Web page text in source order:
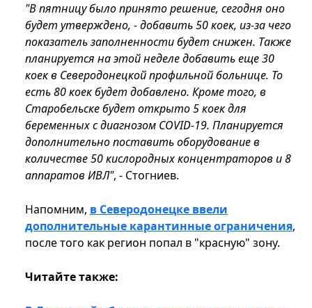
"В пятницу было принято решение, сегодня оно
будет утверждено, - добавить 50 коек, из-за чего
показатель заполненности будет снижен. Также
планируется на этой неделе добавить еще 30
коек в Северодонецкой профильной больнице. То
есть 80 коек будет добавлено. Кроме того, в
Старобельске будет открыто 5 коек для
беременных с диагнозом COVID-19. Планируется
дополнительно поставить оборудование в
количестве 50 кислородных концентраторов и 8
аппаратов ИВЛ", - Стогниев.
Напомним, в Северодонецке ввели
дополнительные карантинные ограничения,
после того как регион попал в "красную" зону.
Читайте также: